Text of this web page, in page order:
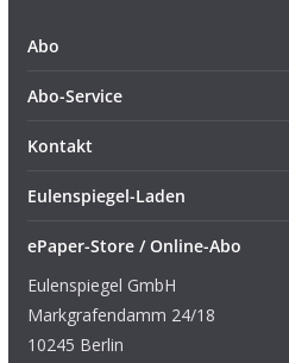
Abo
Abo-Service
Kontakt
Eulenspiegel-Laden
ePaper-Store / Online-Abo
Eulenspiegel GmbH
Markgrafendamm 24/18
10245 Berlin